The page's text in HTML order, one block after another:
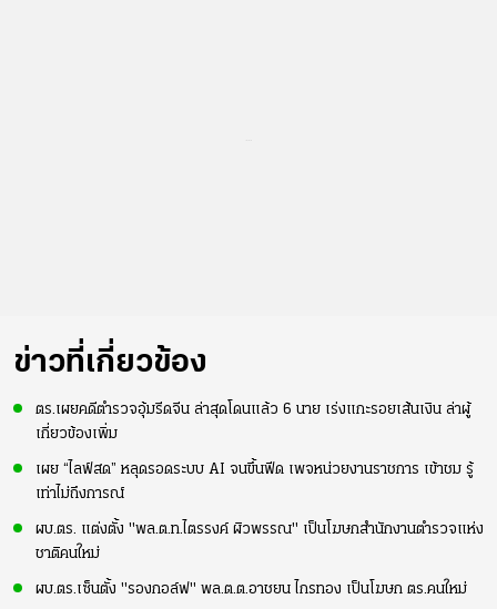
ข่าวที่เกี่ยวข้อง
ตร.เผยคดีตำรวจอุ้มรีดจีน ล่าสุดโดนแล้ว 6 นาย เร่งแกะรอยเส้นเงิน ล่าผู้
เกี่ยวข้องเพิ่ม
เผย “ไลฟ์สด” หลุดรอดระบบ AI จนขึ้นฟีด เพจหน่วยงานราชการ เข้าชม รู้
เท่าไม่ถึงการณ์
ผบ.ตร. แต่งตั้ง "พล.ต.ท.ไตรรงค์ ผิวพรรณ" เป็นโฆษกสำนักงานตำรวจแห่ง
ชาติคนใหม่
ผบ.ตร.เซ็นตั้ง "รองกอล์ฟ" พล.ต.ต.อาชยน ไกรทอง เป็นโฆษก ตร.คนใหม่